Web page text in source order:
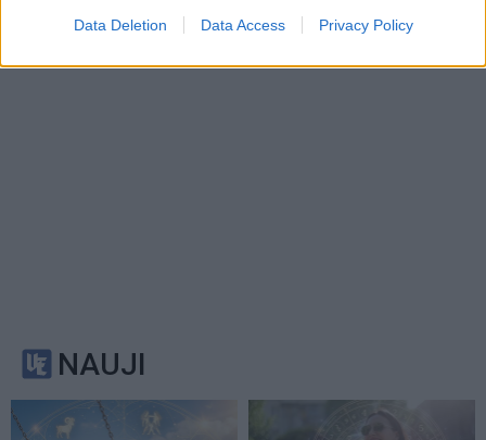
Data Deletion Data Access Privacy Policy
NAUJI